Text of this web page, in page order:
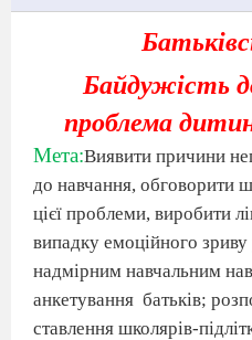
Байдужість
проблема
Мета:Виявити причини
до навчання, обговорити
цієї проблеми, виробити
випадку емоційного
надмірним навчальним
анкетування батьків;
ставлення школярів-